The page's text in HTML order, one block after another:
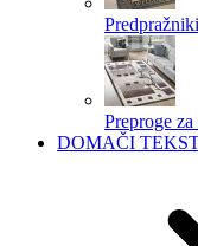
Predpražniki
Preproge
DOMAČI